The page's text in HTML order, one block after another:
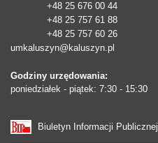
+48 25 676 00 44
+48 25 757 61 88
+48 25 757 60 26
umkaluszyn@kaluszyn.pl
Godziny urzędowania:
poniedziałek - piątek: 7:30 - 15:30
Biuletyn Informacji Publicznej